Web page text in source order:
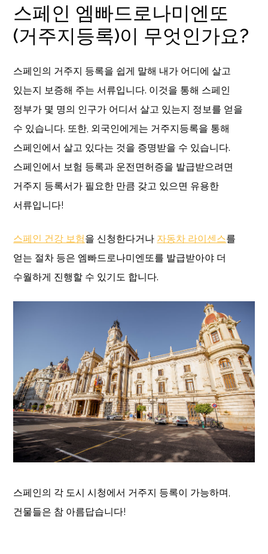
스페인 엠빠드로나미엔또
(거주지등록)이 무엇인가요?
스페인의 거주지 등록을 쉽게 말해 내가 어디에 살고
있는지 보증해 주는 서류입니다. 이것을 통해 스페인
정부가 몇 명의 인구가 어디서 살고 있는지 정보를 얻을
수 있습니다. 또한, 외국인에게는 거주지등록을 통해
스페인에서 살고 있다는 것을 증명받을 수 있습니다.
스페인에서 보험 등록과 운전면허증을 발급받으려면
거주지 등록서가 필요한 만큼 갖고 있으면 유용한
서류입니다!
스페인 건강 보험을 신청한다거나 자동차 라이센스를
얻는 절차 등은 엠빠드로나미엔또를 발급받아야 더
수월하게 진행할 수 있기도 합니다.
스페인의 각 도시 시청에서 거주지 등록이 가능하며,
건물들은 참 아름답습니다!